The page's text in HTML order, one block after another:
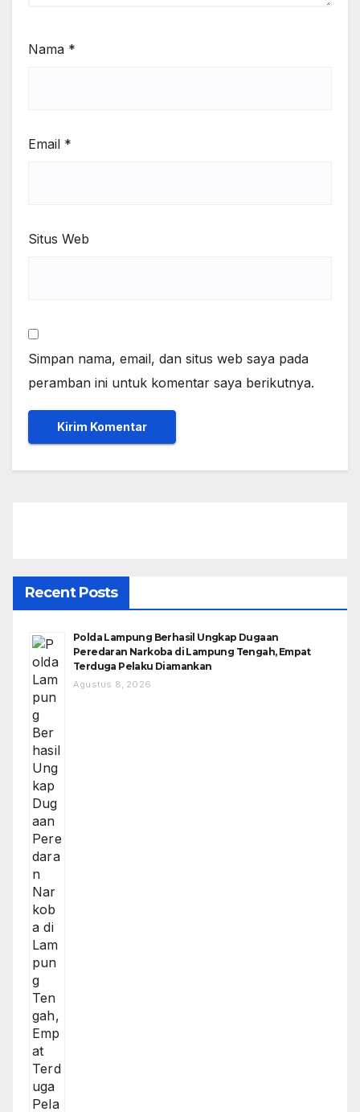
Nama *
Email *
Situs Web
Simpan nama, email, dan situs web saya pada
peramban ini untuk komentar saya berikutnya.
Recent Posts
Polda Lampung Berhasil Ungkap Dugaan
Peredaran Narkoba di Lampung Tengah, Empat
Terduga Pelaku Diamankan
Agustus 8, 2026